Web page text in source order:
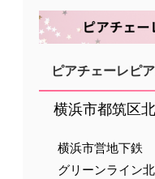
ピアチェーレピ
横浜市都筑区
‌ 横浜市営地下鉄
グリーンライン